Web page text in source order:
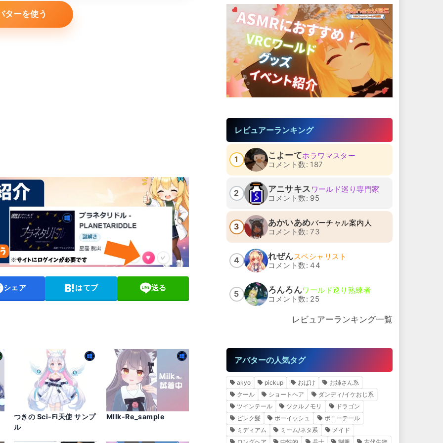
ターを使う
シェア はてブ 送る
つきの Sci-Fi天使 サンプ
ル
MIlk-Re_sample
レビュアーランキング
1 こよーてホラワマスター
コメント数: 187
2 アニサキス ワールド巡り専門家
コメント数: 95
3 あかいあめバーチャル案内人
コメント数: 73
4 れぜんスペシャリスト
コメント数: 44
5 ろんろんワールド巡り熟練者
コメント数: 25
レビュアーランキング一覧
アバターの人気タグ
akyo pickup おばけ
お姉さん系
クール
ショートヘア
ダンディ/イケおじ系
ツインテール
ツクルノモリ
ドラゴン
ピンク髪
ボーイッシュ
ポニーテール
ミディアム
ミーム/ネタ系
メイド